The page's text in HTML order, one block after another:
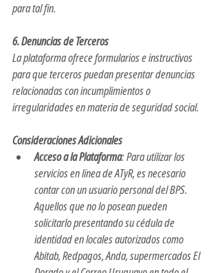
para tal fin. ​
6. Denuncias de Terceros
La plataforma ofrece formularios e instructivos
para que terceros puedan presentar denuncias
relacionadas con incumplimientos o
irregularidades en materia de seguridad social.
Consideraciones Adicionales
Acceso a la Plataforma: Para utilizar los
servicios en línea de ATyR, es necesario
contar con un usuario personal del BPS.
Aquellos que no lo posean pueden
solicitarlo presentando su cédula de
identidad en locales autorizados como
Abitab, Redpagos, Anda, supermercados El